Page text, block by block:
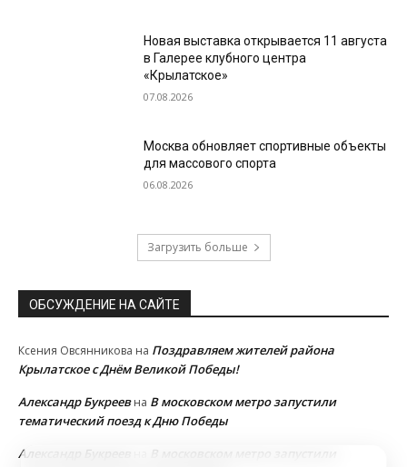
Новая выставка открывается 11 августа
в Галерее клубного центра
«Крылатское»
07.08.2026
Москва обновляет спортивные объекты
для массового спорта
06.08.2026
Загрузить больше
ОБСУЖДЕНИЕ НА САЙТЕ
Ксения Овсянникова на Поздравляем жителей района
Крылатское с Днём Великой Победы!
Александр Букреевна В московском метро запустили
тематический поезд к Дню Победы
Александр Букреев
В московском метро запустили